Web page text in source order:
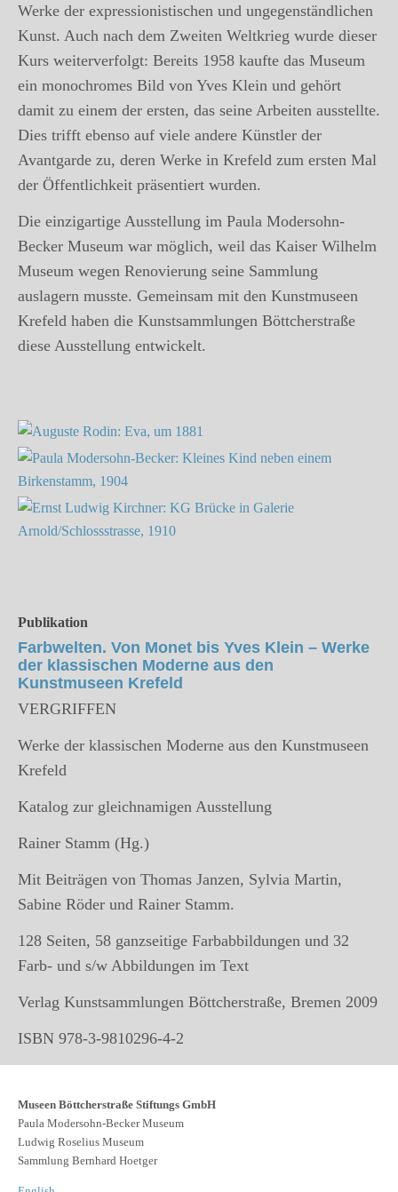
Werke der expressionistischen und ungegenständlichen
Kunst. Auch nach dem Zweiten Weltkrieg wurde dieser
Kurs weiterverfolgt: Bereits 1958 kaufte das Museum
ein monochromes Bild von Yves Klein und gehört
damit zu einem der ersten, das seine Arbeiten ausstellte.
Dies trifft ebenso auf viele andere Künstler der
Avantgarde zu, deren Werke in Krefeld zum ersten Mal
der Öffentlichkeit präsentiert wurden.
Die einzigartige Ausstellung im Paula Modersohn-
Becker Museum war möglich, weil das Kaiser Wilhelm
Museum wegen Renovierung seine Sammlung
auslagern musste. Gemeinsam mit den Kunstmuseen
Krefeld haben die Kunstsammlungen Böttcherstraße
diese Ausstellung entwickelt.
Publikation
Farbwelten. Von Monet bis Yves Klein – Werke
der klassischen Moderne aus den
Kunstmuseen Krefeld
VERGRIFFEN
Werke der klassischen Moderne aus den Kunstmuseen
Krefeld
Katalog zur gleichnamigen Ausstellung
Rainer Stamm (Hg.)
Mit Beiträgen von Thomas Janzen, Sylvia Martin,
Sabine Röder und Rainer Stamm.
128 Seiten, 58 ganzseitige Farbabbildungen und 32
Farb- und s/w Abbildungen im Text
Verlag Kunstsammlungen Böttcherstraße, Bremen 2009
ISBN 978-3-9810296-4-2
Museen Böttcherstraße Stiftungs GmbH
Paula Modersohn-Becker Museum
Ludwig Roselius Museum
Sammlung Bernhard Hoetger